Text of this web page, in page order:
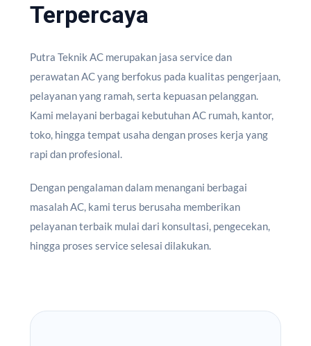
Terpercaya
Putra Teknik AC merupakan jasa service dan
perawatan AC yang berfokus pada kualitas pengerjaan,
pelayanan yang ramah, serta kepuasan pelanggan.
Kami melayani berbagai kebutuhan AC rumah, kantor,
toko, hingga tempat usaha dengan proses kerja yang
rapi dan profesional.
Dengan pengalaman dalam menangani berbagai
masalah AC, kami terus berusaha memberikan
pelayanan terbaik mulai dari konsultasi, pengecekan,
hingga proses service selesai dilakukan.